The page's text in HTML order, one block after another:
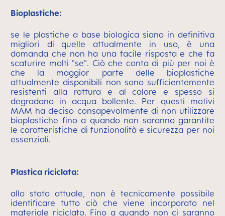
Bioplastiche:
se le plastiche a base biologica siano in definitiva
migliori di quelle attualmente in uso, è una
domanda che non ha una facile risposta e che fa
scaturire molti "se". Ciò che conta di più per noi è
che la maggior parte delle bioplastiche
attualmente disponibili non sono sufficientemente
resistenti alla rottura e al calore e spesso si
degradano in acqua bollente. Per questi motivi
MAM ha deciso consapevolmente di non utilizzare
bioplastiche fino a quando non saranno garantite
le caratteristiche di funzionalità e sicurezza per noi
essenziali.
Plastica riciclata:
allo stato attuale, non è tecnicamente possibile
identificare tutto ciò che viene incorporato nel
materiale riciclato. Fino a quando non ci saranno